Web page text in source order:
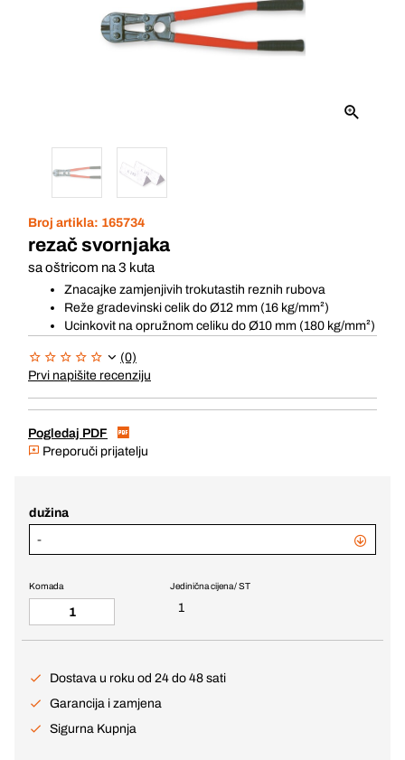
Broj artikla: 165734
rezač svornjaka
sa oštricom na 3 kuta
Znacajke zamjenjivih trokutastih reznih rubova
Reže gradevinski celik do Ø12 mm (16 kg/mm²)
Ucinkovit na opružnom celiku do Ø10 mm (180 kg/mm²)
(0)
Prvi napišite recenziju
Pogledaj PDF
Preporuči prijatelju
dužina
-
Jedinična cijena / ST
1
Komada
Dostava u roku od 24 do 48 sati
Garancija i zamjena
Sigurna Kupnja